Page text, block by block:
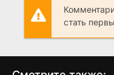
стать